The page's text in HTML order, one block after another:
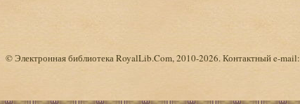
© Электронная библиотека RoyalLib.Com, 2010-2026. Контактный e-mail: